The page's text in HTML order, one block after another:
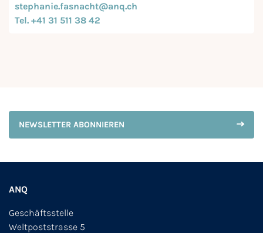
stephanie.fasnacht@anq.ch
Tel. +41 31 511 38 42
NEWSLETTER ABONNIEREN
ANQ
Geschäftsstelle
Weltpoststrasse 5